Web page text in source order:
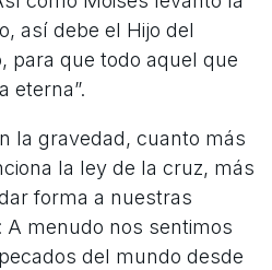
así debe el Hijo del
para que todo aquel que
eterna”.
la gravedad, cuanto más
la ley de la cruz, más
forma a nuestras
A menudo nos sentimos
del mundo desde